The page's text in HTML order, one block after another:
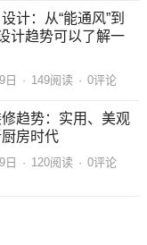
计：从“能通风”到
计趋势可以了解一
日 · 149阅读 · 0评论
趋势：实用、美观
房时代
日 · 120阅读 · 0评论